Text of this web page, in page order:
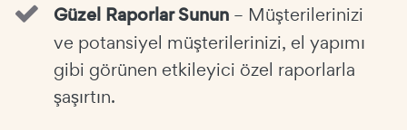
Güzel Raporlar Sunun – Müşterilerinizi
ve potansiyel müşterilerinizi, el yapımı
gibi görünen etkileyici özel raporlarla
şaşırtın.